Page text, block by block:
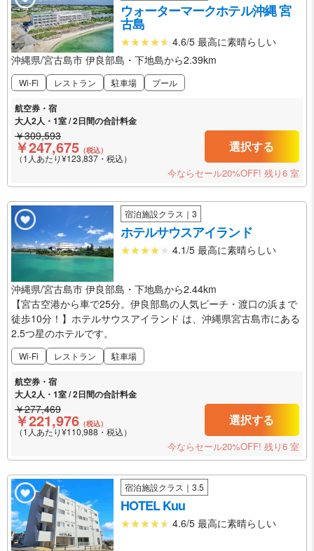
ウォーターマークホテル沖縄 宮
古島
4.6/5 最高に素晴らしい
沖縄県/宮古島市 伊良部島・下地島から2.39km
Wi-Fi レストラン 駐車場 プール
航空券・宿
大人2人・1室 / 2日間の合計料金
￥309,593
￥247,675 （税込）
（1人あたり¥123,837・税込）
選択する
今ならセール20%OFF! 残り6 室
宿泊施設クラス｜3
ホテルサウスアイランド
4.1/5 最高に素晴らしい
沖縄県/宮古島市 伊良部島・下地島から2.44km
【宮古空港から車で25分。伊良部島の人気ビーチ・渡口の浜まで
徒歩10分！】ホテルサウスアイランド は、沖縄県宮古島市にある
2.5つ星のホテルです。
Wi-Fi レストラン 駐車場
航空券・宿
大人2人・1室 / 2日間の合計料金
￥277,469
￥221,976 （税込）
（1人あたり¥110,988・税込）
選択する
今ならセール20%OFF! 残り6 室
宿泊施設クラス｜3.5
HOTEL Kuu
4.6/5 最高に素晴らしい